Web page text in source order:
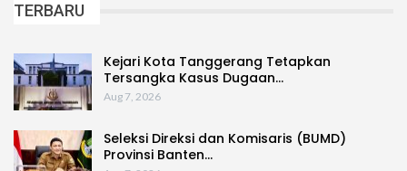
TERBARU
Kejari Kota Tanggerang Tetapkan
Tersangka Kasus Dugaan…
Aug 7, 2026
Seleksi Direksi dan Komisaris (BUMD)
Provinsi Banten…